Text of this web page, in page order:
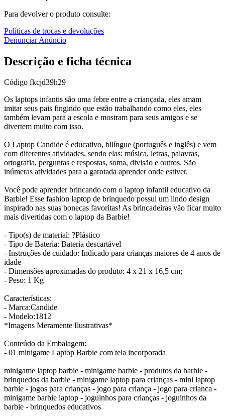
Para devolver o produto consulte:
Políticas de trocas e devoluções
Denunciar Anúncio
Descrição e ficha técnica
Código fkcjd39h29
Os laptops infantis são uma febre entre a criançada, eles amam
imitar seus pais fingindo que estão trabalhando como eles, eles
também levam para a escola e mostram para seus amigos e se
divertem muito com isso.
O Laptop Candide é educativo, bilíngue (português e inglês) e vem
com diferentes atividades, sendo elas: música, letras, palavras,
ortografia, perguntas e respostas, soma, divisão e outros. São
inúmeras atividades para a garotada aprender onde estiver.
Você pode aprender brincando com o laptop infantil educativo da
Barbie! Esse fashion laptop de brinquedo possui um lindo design
inspirado nas suas bonecas favoritas! As brincadeiras vão ficar muito
mais divertidas com o laptop da Barbie!
- Tipo(s) de material: ?Plástico
- Tipo de Bateria: Bateria descartável
- Instruções de cuidado: Indicado para crianças maiores de 4 anos de
idade
- Dimensões aproximadas do produto: 4 x 21 x 16,5 cm;
- Peso: 1 Kg
Características:
- Marca:Candide
- Modelo:1812
*Imagens Meramente Ilustrativas*
Conteúdo da Embalagem:
- 01 minigame Laptop Barbie com tela incorporada
minigame laptop barbie - minigame barbie - produtos da barbie -
brinquedos da barbie - minigame laptop para crianças - mini laptop
barbie - jogos para crianças - jogo para criança - jogo para crianca -
minigame barbie laptop - joguinhos para crianças - joguinhos da
barbie - brinquedos educativos